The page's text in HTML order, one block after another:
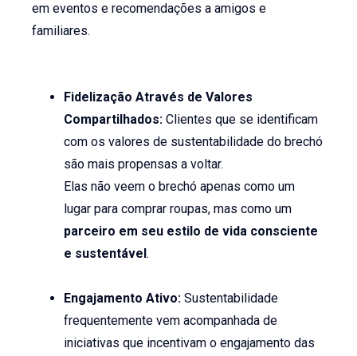
em eventos e recomendações a amigos e
familiares.
Fidelização Através de Valores
Compartilhados: Clientes que se identificam
com os valores de sustentabilidade do brechó
são mais propensas a voltar.
Elas não veem o brechó apenas como um
lugar para comprar roupas, mas como um
parceiro em seu estilo de vida consciente
e sustentável.
Engajamento Ativo: Sustentabilidade
frequentemente vem acompanhada de
iniciativas que incentivam o engajamento das